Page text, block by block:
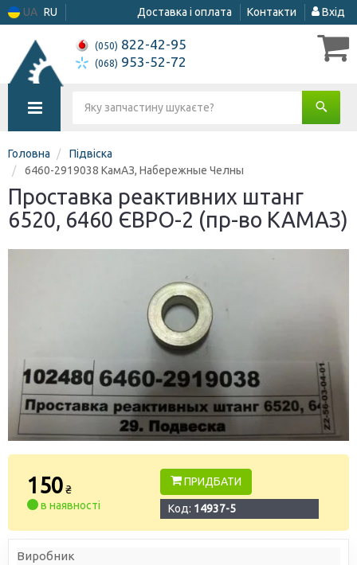
UA RU Доставка і оплата Контакти Вхід
(050) 822-42-95
(068) 953-52-72
Головна
Підвіска
6460-2919038 КамАЗ, Набережные Челны
Проставка реактивних штанг
6520, 6460 ЄВРО-2 (пр-во КАМАЗ)
150₴
в наявності
ПРИДБАТИ
Код: 14937-5
Виробник